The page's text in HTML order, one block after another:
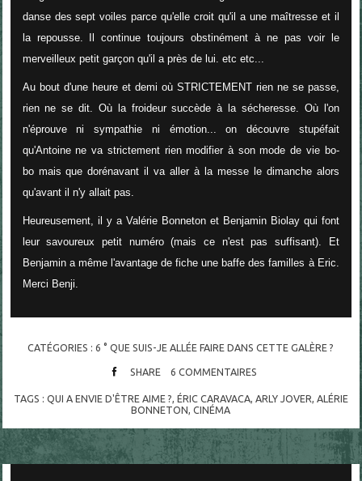
danse des sept voiles parce qu'elle croit qu'il a une maîtresse et il
la repousse. Il continue toujours obstinément à ne pas voir le
merveilleux petit garçon qu'il a près de lui. etc etc...
Au bout d'une heure et demi où STRICTEMENT rien ne se passe,
rien ne se dit. Où la froideur succède à la sécheresse. Où l'on
n'éprouve ni sympathie ni émotion... on découvre stupéfait
qu'Antoine ne va strictement rien modifier à son mode de vie bo-
bo mais que dorénavant il va aller à la messe le dimanche alors
qu'avant il n'y allait pas.
Heureusement, il y a Valérie Bonneton et Benjamin Biolay qui font
leur savoureux petit numéro (mais ce n'est pas suffisant). Et
Benjamin a même l'avantage de fiche une baffe des familles à Eric.
Merci Benji.
CATÉGORIES :6 ° QUE SUIS-JE ALLÉE FAIRE DANS CETTE GALÈRE ?
SHARE 6 COMMENTAIRES
TAGS : QUI A ENVIE D'ÊTRE AIME ? ÉRIC CARAVACA, ARLY JOVER ALÉRIE
BONNETON ,CINÉMA